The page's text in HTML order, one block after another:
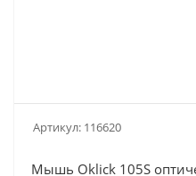
Артикул: 116620
Мышь Oklick 105S